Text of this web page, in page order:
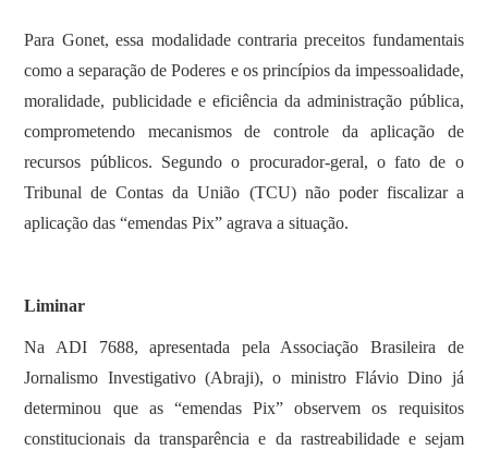
Para Gonet, essa modalidade contraria preceitos fundamentais
como a separação de Poderes e os princípios da impessoalidade,
moralidade, publicidade e eficiência da administração pública,
comprometendo mecanismos de controle da aplicação de
recursos públicos. Segundo o procurador-geral, o fato de o
Tribunal de Contas da União (TCU) não poder fiscalizar a
aplicação das “emendas Pix” agrava a situação.
Liminar
Na ADI 7688, apresentada pela Associação Brasileira de
Jornalismo Investigativo (Abraji), o ministro Flávio Dino já
determinou que as “emendas Pix” observem os requisitos
constitucionais da transparência e da rastreabilidade e sejam